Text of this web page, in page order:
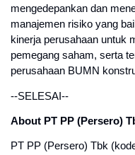
mengedepankan dan
manajemen risiko yang
kinerja perusahaan untuk
pemegang saham, serta
perusahaan BUMN
--SELESAI--
About PT PP (Persero)
PT PP (Persero) Tbk